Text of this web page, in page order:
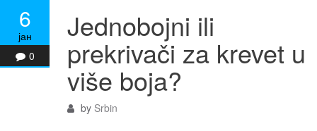
6
јан
0
Jednobojni ili
prekrivači za krevet u
više boja?
by Srbin